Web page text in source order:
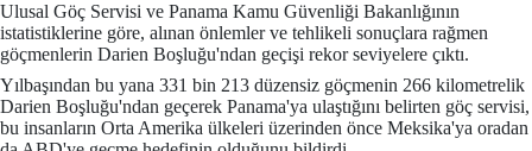
Ulusal Göç Servisi ve Panama Kamu Güvenliği Bakanlığının
istatistiklerine göre, alınan önlemler ve tehlikeli sonuçlara rağmen
göçmenlerin Darien Boşluğu'ndan geçişi rekor seviyelere çıktı.
Yılbaşından bu yana 331 bin 213 düzensiz göçmenin 266 kilometrelik
Darien Boşluğu'ndan geçerek Panama'ya ulaştığını belirten göç servisi,
bu insanların Orta Amerika ülkeleri üzerinden önce Meksika'ya oradan